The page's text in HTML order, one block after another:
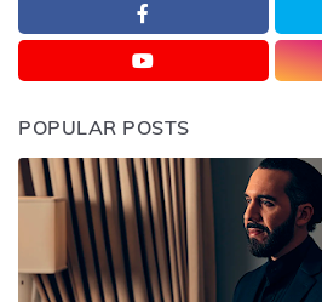
POPULAR POSTS